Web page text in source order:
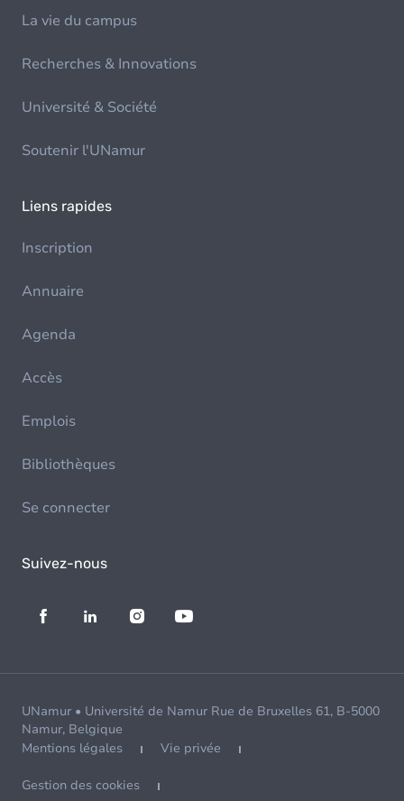
La vie du campus
Recherches & Innovations
Université & Société
Soutenir l'UNamur
Liens rapides
Inscription
Annuaire
Agenda
Accès
Emplois
Bibliothèques
Se connecter
Suivez-nous
UNamur • Université de Namur Rue de Bruxelles 61, B-5000
Namur, Belgique
Mentions légales
Vie privée
Gestion des cookies